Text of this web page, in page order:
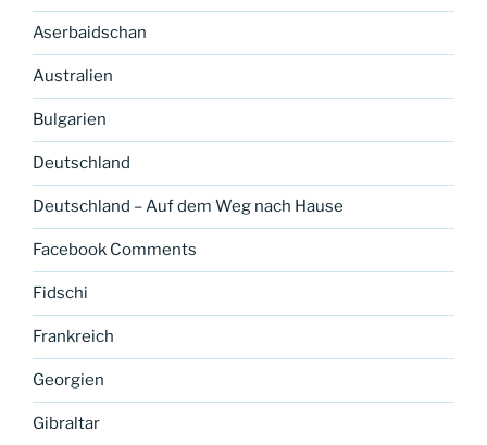
Aserbaidschan
Australien
Bulgarien
Deutschland
Deutschland – Auf dem Weg nach Hause
Facebook Comments
Fidschi
Frankreich
Georgien
Gibraltar